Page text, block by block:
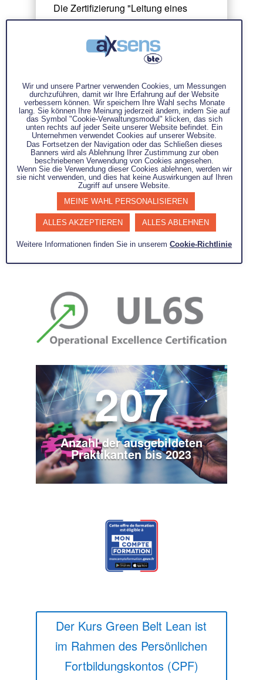
Die Zertifizierung "Leitung eines
Workshops zur
Leistungsverbesserung mit Lean -
Green Belt Lean" schult die
Auszubildenden in der Optimierung
von Prozessen mithilfe der Lean. Die
Zertifizierung befähigt Manager und
Techniker, Verbesserungsworkshops
von einfach bis komplex zu leiten, um
die betriebliche Effizienz und die
Wettbewerbsfähigkeit von
Unternehmen zu steigern.
207
Anzahl der ausgebildeten
Praktikanten bis 2023
Der Kurs Green Belt Lean ist
im Rahmen des Persönlichen
Fortbildungskontos (CPF)
Wir und unsere Partner verwenden Cookies, um Messungen
durchzuführen, damit wir Ihre Erfahrung auf der Website
verbessern können. Wir speichern Ihre Wahl sechs Monate
lang. Sie können Ihre Meinung jederzeit ändern, indem Sie auf
das Symbol "Cookie-Verwaltungsmodul" klicken, das sich
unten rechts auf jeder Seite unserer Website befindet. Ein
Unternehmen verwendet Cookies auf unserer Website.
Das Fortsetzen der Navigation oder das Schließen dieses
Banners wird als Ablehnung Ihrer Zustimmung zur oben
beschriebenen Verwendung von Cookies angesehen.
Wenn Sie die Verwendung dieser Cookies ablehnen, werden wir
sie nicht verwenden, und dies hat keine Auswirkungen auf Ihren
Zugriff auf unsere Website.
MEINE WAHL PERSONALISIEREN
ALLES AKZEPTIEREN ALLES ABLEHNEN
Weitere Informationen finden Sie in unseremCookie-Richtlinie